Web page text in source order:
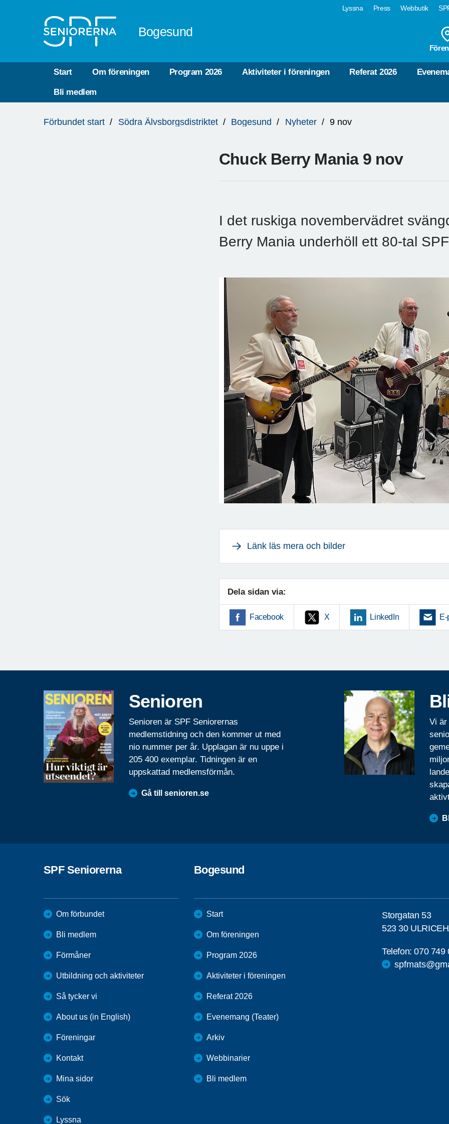
Lyssna Press Webbutik
Bogesund
Start Om föreningen Program 2026 Aktiviteter i föreningen Referat 2026
Bli medlem
är
Förbundet start Södra Älvsborgsdistriktet Bogesund Nyheter 9 nov
Chuck Berry Mania 9 nov
I det ruskiga novembervädret
Berry Mania underhöll ett 80-tal
Länk läs mera och bilder
Dela sidan via:
Facebook X LinkedIn
Senioren
Senioren är SPF Seniorernas
medlemstidning och den kommer ut med
nio nummer per år. Upplagan är nu uppe i
205 400 exemplar. Tidningen är en
uppskattad medlemsförmån.
Gå till senioren.se
Vi är
SPF Seniorerna
Om förbundet
Bli medlem
Förmåner
Utbildning och aktiviteter
Så tycker vi
About us (in English)
Föreningar
Kontakt
Mina sidor
Sök
Lyssna
Bogesund
Start
Om föreningen
Program 2026
Aktiviteter i föreningen
Referat 2026
Evenemang (Teater)
Arkiv
Webbinarier
Bli medlem
Storgatan 53
523 30
Telefon:070 749